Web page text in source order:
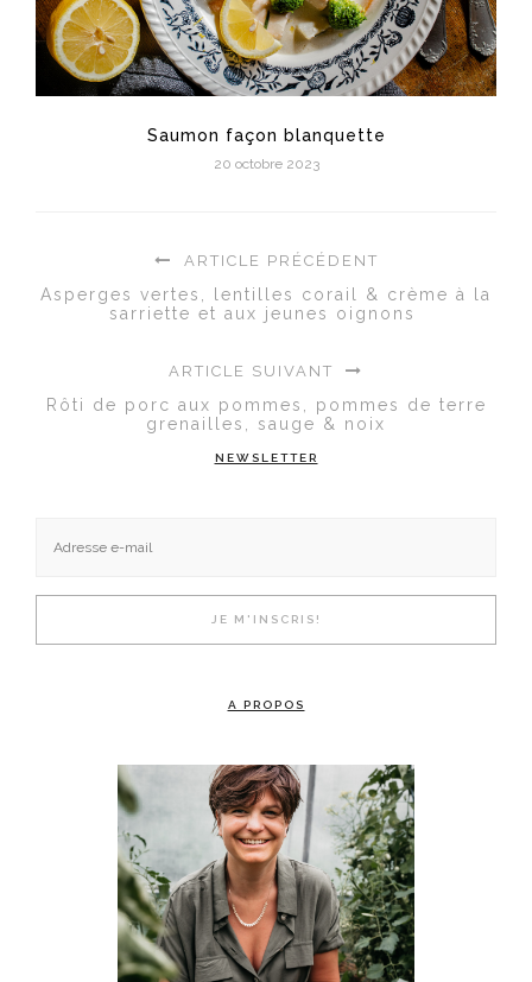
Saumon façon blanquette
20 octobre 2023
ARTICLE PRÉCÉDENT
Asperges vertes, lentilles corail & crème à la
sarriette et aux jeunes oignons
ARTICLE SUIVANT
Rôti de porc aux pommes, pommes de terre
grenailles, sauge & noix
NEWSLETTER
A PROPOS